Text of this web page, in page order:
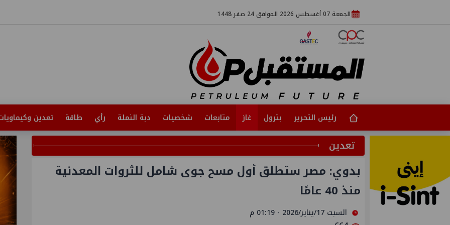
الجمعة 07 أغسطس 2026 الموافق 24 صفر 1448
رئيس التحرير بترول غاز متابعات شخصيات دبة النملة رأي طاقة تعدين
تعدين
بدوي: مصر ستطلق أول مسح جوى شامل للثروات المعدنية
منذ 40 عامًا
السبت 17/يناير/2026 - 01:19 م